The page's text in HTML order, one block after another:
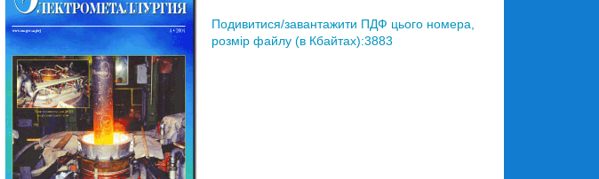
Подивитися/завантажити ПДФ цього номера,
розмір файлу (в Кбайтах):3883